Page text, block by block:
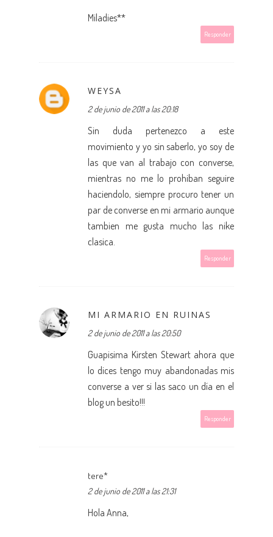
Miladies**
Responder
WEYSA
2 de junio de 2011 a las 20:18
Sin duda pertenezco a este
movimiento y yo sin saberlo, yo soy de
las que van al trabajo con converse,
mientras no me lo prohiban seguire
haciendolo, siempre procuro tener un
par de converse en mi armario aunque
tambien me gusta mucho las nike
clasica.
Responder
MI ARMARIO EN RUINAS
2 de junio de 2011 a las 20:50
Guapisima Kirsten Stewart ahora que
lo dices tengo muy abandonadas mis
converse a ver si las saco un día en el
blog un besito!!!
Responder
tere*
2 de junio de 2011 a las 21:31
Hola Anna,